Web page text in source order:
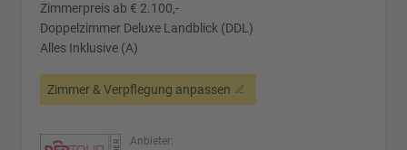
Zimmerpreis ab € 2.100,-
Doppelzimmer Deluxe Landblick (DDL)
Alles Inklusive (A)
Zimmer & Verpflegung anpassen
Anbieter: